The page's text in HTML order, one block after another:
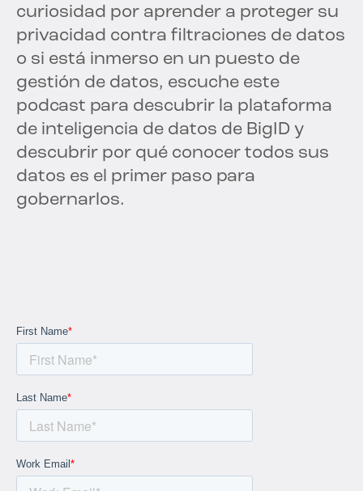
curiosidad por aprender a proteger su
privacidad contra filtraciones de datos
o si está inmerso en un puesto de
gestión de datos, escuche este
podcast para descubrir la plataforma
de inteligencia de datos de BigID y
descubrir por qué conocer todos sus
datos es el primer paso para
gobernarlos.